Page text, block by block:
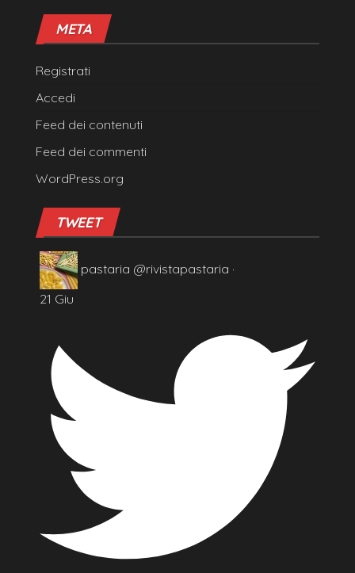
META
Registrati
Accedi
Feed dei contenuti
Feed dei commenti
WordPress.org
TWEET
pastaria @rivistapastaria ·
21 Giu